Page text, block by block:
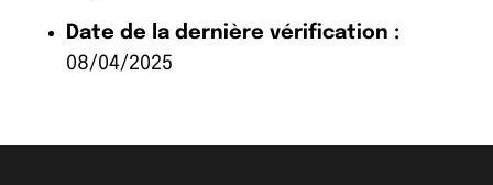
Date de la dernière vérification :
08/04/2025